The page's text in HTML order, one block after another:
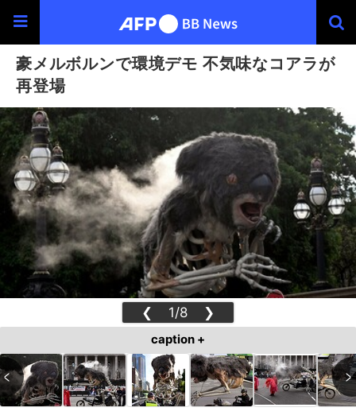
豪メルボルンで環境デモ 不気味なコアラが
再登場
❮ 1/8 ❯
caption +